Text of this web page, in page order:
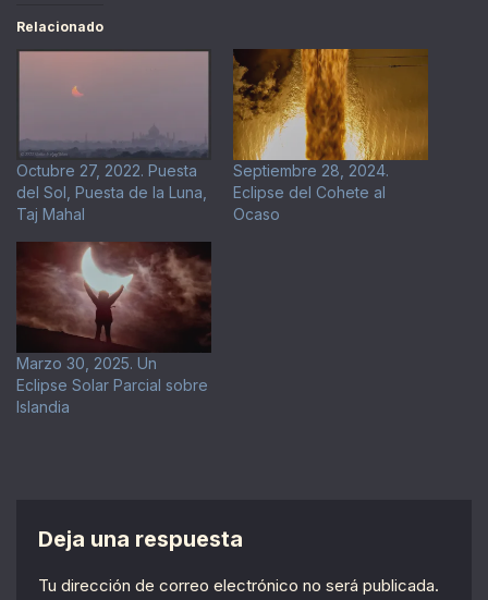
Relacionado
Octubre 27, 2022. Puesta
del Sol, Puesta de la Luna,
Taj Mahal
Septiembre 28, 2024.
Eclipse del Cohete al
Ocaso
Marzo 30, 2025. Un
Eclipse Solar Parcial sobre
Islandia
Deja una respuesta
Tu dirección de correo electrónico no será publicada.